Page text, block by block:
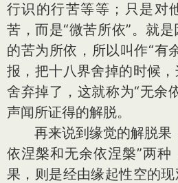
行识的行苦等等；只是对
苦，而是“微苦所依”。就
的苦为所依，所以叫作“有
报，把十八界舍掉的时候
舍弃掉了，这就称为“无余
声闻所证得的解脱。
再来说到缘觉的解脱果
依涅槃和无余依涅槃”两
果，则是经由缘起性空的